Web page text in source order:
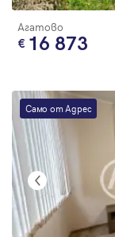
Агатово
16 873
Само от Адрес